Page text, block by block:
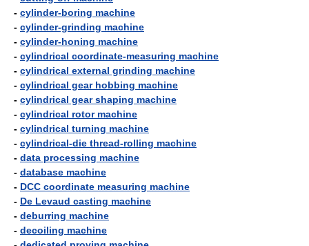
- cylinder-boring machine
- cylinder-grinding machine
- cylinder-honing machine
- cylindrical coordinate-measuring machine
- cylindrical external grinding machine
- cylindrical gear hobbing machine
- cylindrical gear shaping machine
- cylindrical rotor machine
- cylindrical turning machine
- cylindrical-die thread-rolling machine
- data processing machine
- database machine
- DCC coordinate measuring machine
- De Levaud casting machine
- deburring machine
- decoiling machine